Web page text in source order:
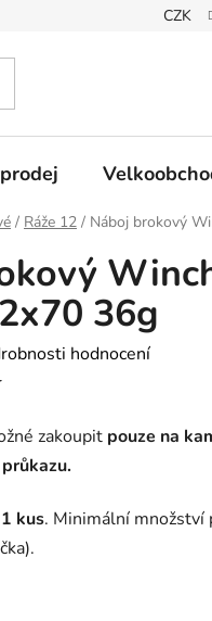
Podmínky CZK
/ Ráže 12 / Náboj brokový
36g
hodnocení
zakoupit pouze na
1 kus. Minimální množství